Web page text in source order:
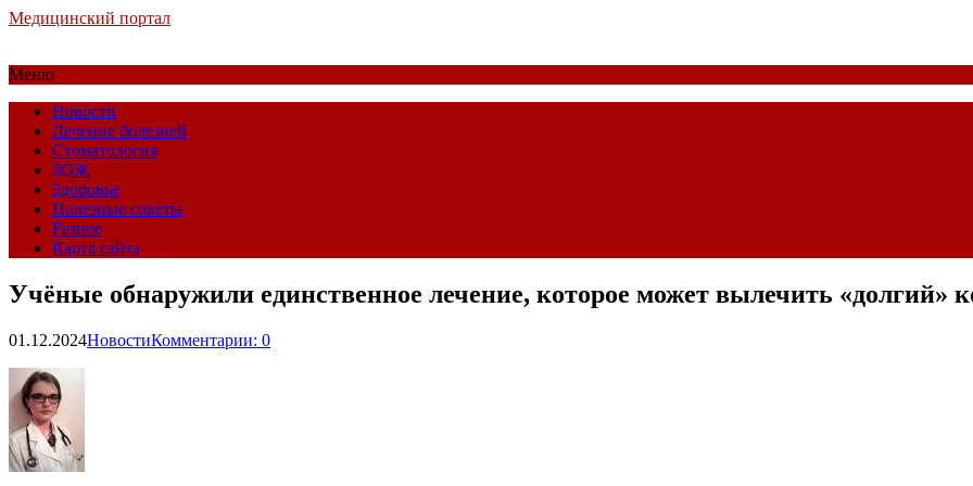
Медицинский портал
Меню
Новости
Лечение болезней
Стоматология
ЗОЖ
Здоровье
Полезные советы
Разное
Карта сайта
Учёные обнаружили единственное лечение, которое может вылечить «долгий»
01.12.2024НовостиКомментарии: 0